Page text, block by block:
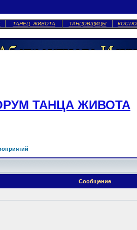
ТАНЕЦ ЖИВОТА ТАНЦОВЩИЦЫ
ТАНЦА ЖИВОТА
Сообщение